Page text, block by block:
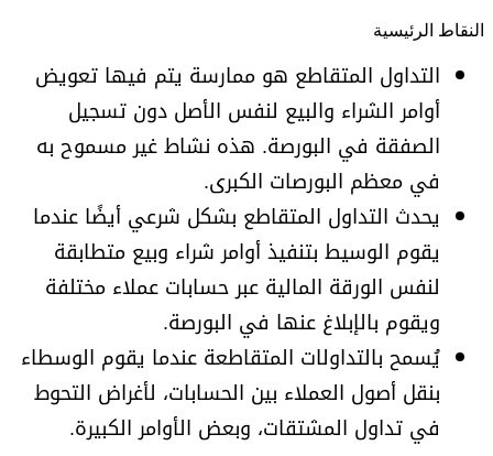
النقاط الرئيسية
التداول المتقاطع هو ممارسة يتم فيها تعويض
أوامر الشراء والبيع لنفس الأصل دون تسجيل
الصفقة في البورصة. هذه نشاط غير مسموح به
في معظم البورصات الكبرى.
يحدث التداول المتقاطع بشكل شرعي أيضًا عندما
يقوم الوسيط بتنفيذ أوامر شراء وبيع متطابقة
لنفس الورقة المالية عبر حسابات عملاء مختلفة
ويقوم بالإبلاغ عنها في البورصة.
يُسمح بالتداولات المتقاطعة عندما يقوم الوسطاء
بنقل أصول العملاء بين الحسابات، لأغراض التحوط
في تداول المشتقات، وبعض الأوامر الكبيرة.